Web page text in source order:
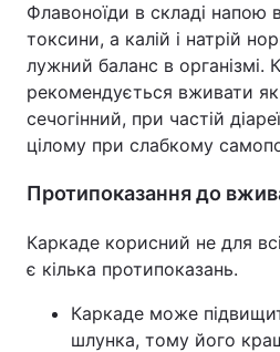
Флавоноїди в складі напою
токсини, а калій і натрій
лужний баланс в організмі.
рекомендується вживати як
сечогінний, при частій
цілому при слабкому
Протипоказання до
Каркаде корисний не для
є кілька протипоказань.
Каркаде може
шлунка, тому його